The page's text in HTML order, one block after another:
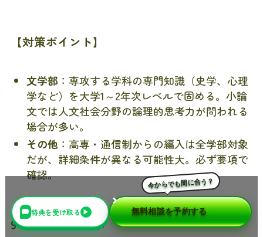
【対策ポイント】
文学部 ：専攻する学科の専門知識（史学、心理
学など）を大学1～2年次レベルで固める。小論
文では人文社会分野の論理的思考力が問われる
場合が多い。
その他：高専・通信制からの編入は全学部対象
だが、詳細条件が異なる可能性大。必ず要項で
確認。
9-2. 青山学院大学
特典を受け取る ▶
今からでも間に合う？
無料相談を予約する